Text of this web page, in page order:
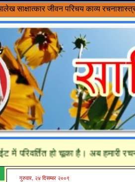
साक्षात्कार जीवन परिचय काव्य
हो चूका है। अब हमारी
गुरुवार, २४ दिसम्बर २००९